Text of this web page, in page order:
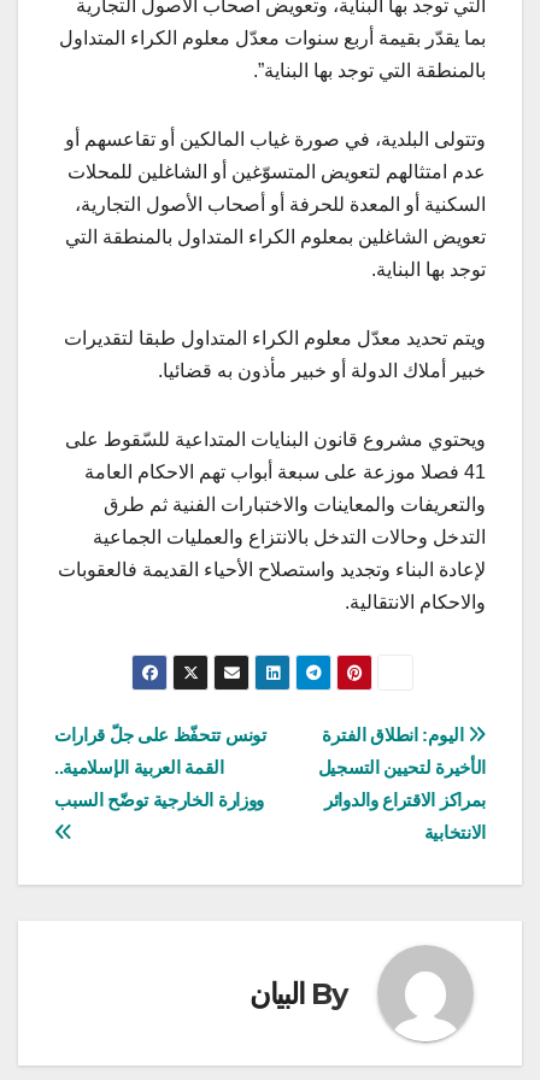
التي توجد بها البناية، وتعويض أصحاب الأصول التجارية
بما يقدّر بقيمة أربع سنوات معدّل معلوم الكراء المتداول
بالمنطقة التي توجد بها البناية”.
وتتولى البلدية، في صورة غياب المالكين أو تقاعسهم أو
عدم امتثالهم لتعويض المتسوّغين أو الشاغلين للمحلات
السكنية أو المعدة للحرفة أو أصحاب الأصول التجارية،
تعويض الشاغلين بمعلوم الكراء المتداول بالمنطقة التي
توجد بها البناية.
ويتم تحديد معدّل معلوم الكراء المتداول طبقا لتقديرات
خبير أملاك الدولة أو خبير مأذون به قضائيا.
ويحتوي مشروع قانون البنايات المتداعية للسّقوط على
41 فصلا موزعة على سبعة أبواب تهم الاحكام العامة
والتعريفات والمعاينات والاختبارات الفنية ثم طرق
التدخل وحالات التدخل بالانتزاع والعمليات الجماعية
لإعادة البناء وتجديد واستصلاح الأحياء القديمة فالعقوبات
والاحكام الانتقالية.
تصفّح
المقالات
تونس تتحفّظ على جلّ قرارات
القمة العربية الإسلامية..
ووزارة الخارجية توضّح السبب
اليوم: انطلاق الفترة
الأخيرة لتحيين التسجيل
بمراكز الاقتراع والدوائر
الانتخابية
By البيان